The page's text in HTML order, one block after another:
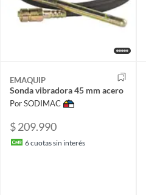
EMAQUIP
Sonda vibradora 45 mm acero
Por SODIMAC
$ 209.990
6cuotas sin interés